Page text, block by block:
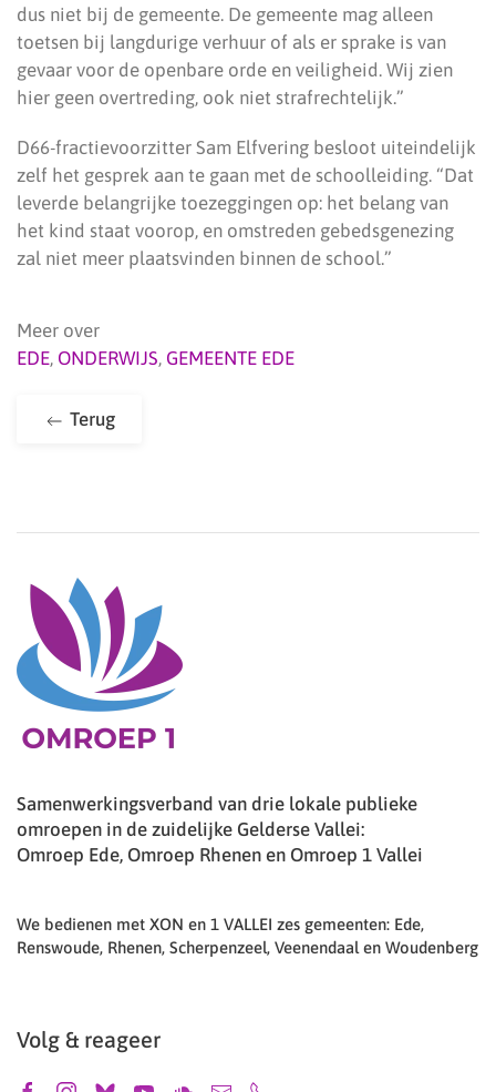
dus niet bij de gemeente. De gemeente mag alleen
toetsen bij langdurige verhuur of als er sprake is van
gevaar voor de openbare orde en veiligheid. Wij zien
hier geen overtreding, ook niet strafrechtelijk.”
D66-fractievoorzitter Sam Elfvering besloot uiteindelijk
zelf het gesprek aan te gaan met de schoolleiding. “Dat
leverde belangrijke toezeggingen op: het belang van
het kind staat voorop, en omstreden gebedsgenezing
zal niet meer plaatsvinden binnen de school.”
Meer over
EDE, ONDERWIJS, GEMEENTE EDE
Terug
Samenwerkingsverband van drie lokale publieke
omroepen in de zuidelijke Gelderse Vallei:
Omroep Ede, Omroep Rhenen en Omroep 1 Vallei
We bedienen met XON en 1 VALLEI zes gemeenten: Ede,
Renswoude, Rhenen, Scherpenzeel, Veenendaal en Woudenberg
Volg & reageer